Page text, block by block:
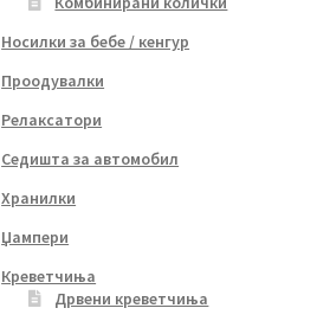
Носилки за бебе / кенгур
Проодувалки
Релаксатори
Седишта за автомобил
Хранилки
Џампери
Креветчиња
Дрвени креветчиња